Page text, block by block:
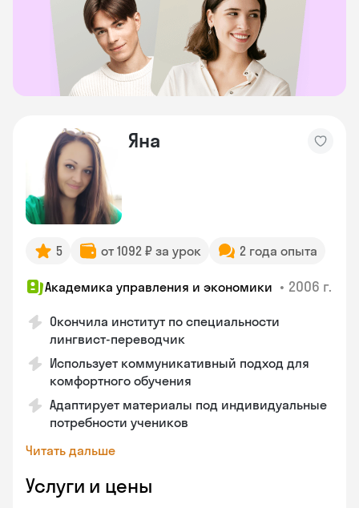
Яна
5 от 1092 ₽ за урок 2 года опыта
Академика управления и экономики • 2006 г.
Окончила институт по специальности
лингвист-переводчик
Использует коммуникативный подход для
комфортного обучения
Адаптирует материалы под индивидуальные
потребности учеников
Читать дальше
Услуги и цены